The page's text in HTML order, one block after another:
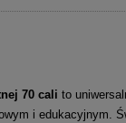
70 cali to
i edukacyjnym.